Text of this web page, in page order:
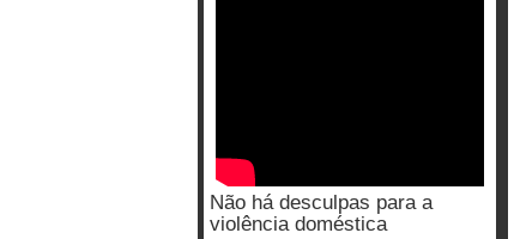
Não há desculpas para a
violência doméstica